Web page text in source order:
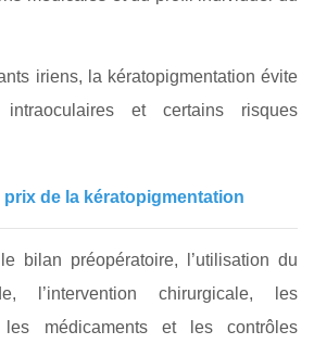
iriens, la kératopigmentation évite
intraoculaires et certains risques
de la kératopigmentation
bilan préopératoire, l’utilisation du
l’intervention chirurgicale, les
les médicaments et les contrôles